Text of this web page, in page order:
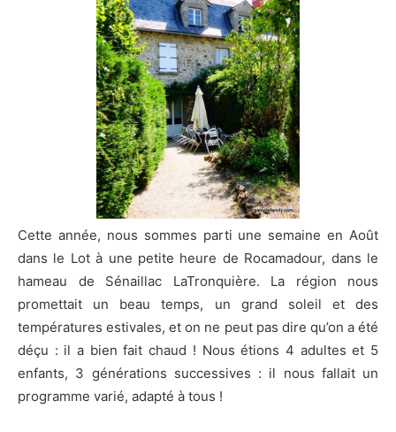
Cette année, nous sommes parti une semaine en Août
dans le Lot à une petite heure de Rocamadour, dans le
hameau de Sénaillac LaTronquière. La région nous
promettait un beau temps, un grand soleil et des
températures estivales, et on ne peut pas dire qu’on a été
déçu : il a bien fait chaud ! Nous étions 4 adultes et 5
enfants, 3 générations successives : il nous fallait un
programme varié, adapté à tous !